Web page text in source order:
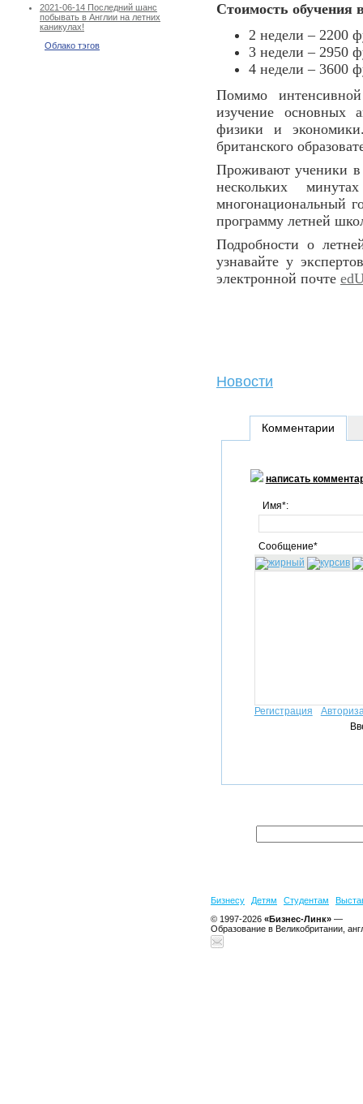
2021-06-14 Последний шанс
побывать в Англии на летних
каникулах!
Облако тэгов
Стоимость обучения
2 недели – 2200
3 недели – 2950
4 недели – 3600
Помимо
изучение основных
физики и
британского
Проживают ученики в
нескольких
многонациональный
программу летней
Подробности о
узнавайте у
электронной почте
Новости
Комментарии
написать
Имя*:
Сообщение*
Регистрация
Бизнесу Детям Студентам
© 1997-2026 «Бизнес-Линк» —
Образование в Великобритании,